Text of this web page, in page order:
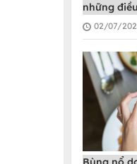
những
02/07/